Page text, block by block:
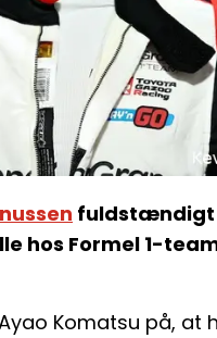
fuldstændigt
hos Formel 1-
Komatsu på, at